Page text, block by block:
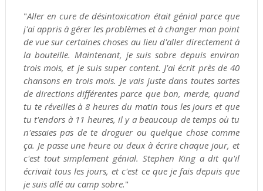
"Aller en cure de désintoxication était génial parce que
j'ai appris à gérer les problèmes et à changer mon point
de vue sur certaines choses au lieu d'aller directement à
la bouteille. Maintenant, je suis sobre depuis environ
trois mois, et je suis super content. J'ai écrit près de 40
chansons en trois mois. Je vais juste dans toutes sortes
de directions différentes parce que bon, merde, quand
tu te réveilles à 8 heures du matin tous les jours et que
tu t'endors à 11 heures, il y a beaucoup de temps où tu
n'essaies pas de te droguer ou quelque chose comme
ça. Je passe une heure ou deux à écrire chaque jour, et
c'est tout simplement génial. Stephen King a dit qu'il
écrivait tous les jours, et c'est ce que je fais depuis que
je suis allé au camp sobre."